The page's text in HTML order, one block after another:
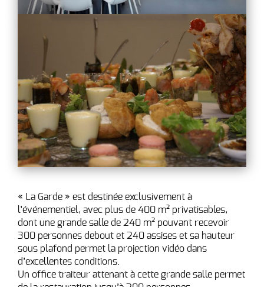
« La Garde » est destinée exclusivement à
l’événementiel, avec plus de 400 m² privatisables,
dont une grande salle de 240 m² pouvant recevoir
300 personnes debout et 240 assises et sa hauteur
sous plafond permet la projection vidéo dans
d’excellentes conditions.
Un office traiteur attenant à cette grande salle permet